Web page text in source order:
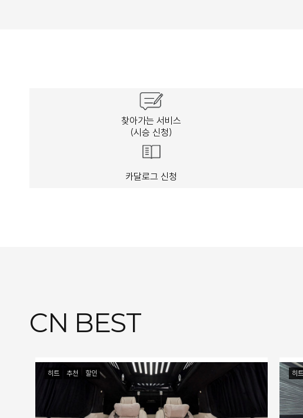
찾아가는 서비스
(시승 신청)
카달로그 신청
CN BEST
히트 추천 할인 히트